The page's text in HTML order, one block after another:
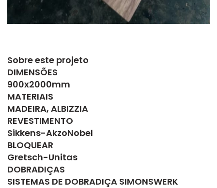
Sobre este projeto
DIMENSÕES
900x2000mm
MATERIAIS
MADEIRA, ALBIZZIA
REVESTIMENTO
Sikkens-AkzoNobel
BLOQUEAR
Gretsch-Unitas
DOBRADIÇAS
SISTEMAS DE DOBRADIÇA SIMONSWERK